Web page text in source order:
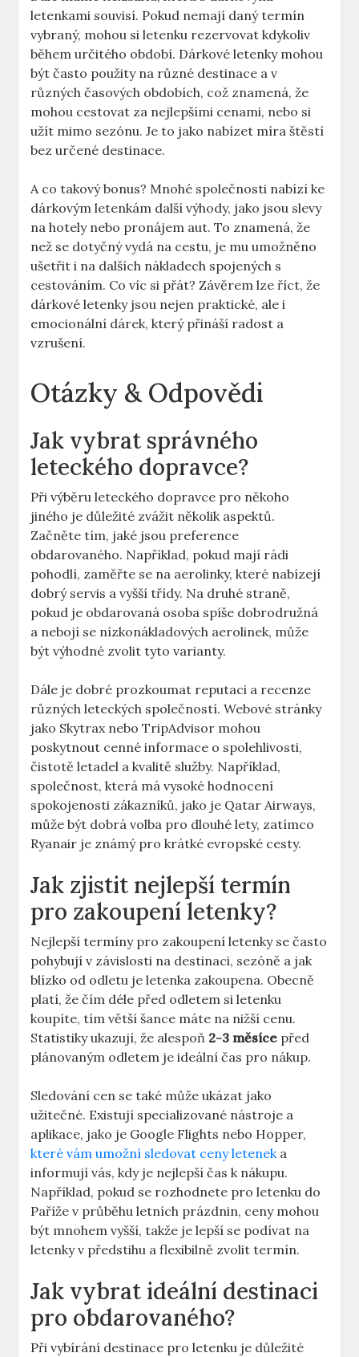
letenkami souvisí. Pokud nemají daný termín
vybraný, mohou si letenku rezervovat kdykoliv
během určitého období. Dárkové letenky mohou
být často použity na různé destinace a v
různých časových obdobích, což znamená, že
mohou cestovat za nejlepšími cenami, nebo si
užít mimo sezónu. Je to jako nabízet míra štěstí
bez určené destinace.
A co takový bonus? Mnohé společnosti nabízí ke
dárkovým letenkám další výhody, jako jsou slevy
na hotely nebo pronájem aut. To znamená, že
než se dotyčný vydá na cestu, je mu umožněno
ušetřit i na dalších nákladech spojených s
cestováním. Co víc si přát? Závěrem lze říct, že
dárkové letenky jsou nejen praktické, ale i
emocionální dárek, který přináší radost a
vzrušení.
Otázky & Odpovědi
Jak vybrat správného
leteckého dopravce?
Při výběru leteckého dopravce pro někoho
jiného je důležité zvážit několik aspektů.
Začněte tím, jaké jsou preference
obdarovaného. Například, pokud mají rádi
pohodlí, zaměřte se na aerolinky, které nabízejí
dobrý servis a vyšší třídy. Na druhé straně,
pokud je obdarovaná osoba spíše dobrodružná
a nebojí se nízkonákladových aerolinek, může
být výhodné zvolit tyto varianty.
Dále je dobré prozkoumat reputaci a recenze
různých leteckých společností. Webové stránky
jako Skytrax nebo TripAdvisor mohou
poskytnout cenné informace o spolehlivosti,
čistotě letadel a kvalitě služby. Například,
společnost, která má vysoké hodnocení
spokojenosti zákazníků, jako je Qatar Airways,
může být dobrá volba pro dlouhé lety, zatímco
Ryanair je známý pro krátké evropské cesty.
Jak zjistit nejlepší termín
pro zakoupení letenky?
Nejlepší termíny pro zakoupení letenky se často
pohybují v závislosti na destinaci, sezóně a jak
blízko od odletu je letenka zakoupena. Obecně
platí, že čím déle před odletem si letenku
koupíte, tím větší šance máte na nižší cenu.
Statistiky ukazují, že alespoň 2-3 měsíce před
plánovaným odletem je ideální čas pro nákup.
Sledování cen se také může ukázat jako
užitečné. Existují specializované nástroje a
aplikace, jako je Google Flights nebo Hopper,
které vám umožní sledovat ceny leteneka
informují vás, kdy je nejlepší čas k nákupu.
Například, pokud se rozhodnete pro letenku do
Paříže v průběhu letních prázdnin, ceny mohou
být mnohem vyšší, takže je lepší se podívat na
letenky v předstihu a flexibilně zvolit termín.
Jak vybrat ideální destinaci
pro obdarovaného?
Při vybírání destinace pro letenku je důležité